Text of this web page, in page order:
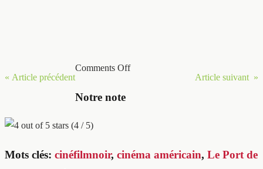
« Article précédent Article suivant »
Comments Off
Notre note
(4 / 5)
Mots clés: cinéfilmnoir, cinéma américain, Le Port de